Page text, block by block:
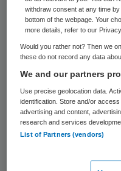
Volgens
het door de
budgethouders
mensen te vinden
ondersteuning
de mensen met
budget (pgb) vindt
onvoldoende om
withdraw consent at any time
bottom of the webpage. Your
more details, refer to our
Would you rather not? Then we
these do not record any data
We and our partners
Use precise geolocation data.
identification. Store and/or
advertising and content,
research and services
List of Partners (vendors)